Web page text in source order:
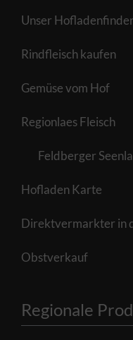
Unser Hofladenfinder
Rindfleisch kaufen
Gemüse vom Hof
Regionlaes Fleisch
Feldberger
Hofladen Karte
Direktvermarkter in
Obstverkauf
Regionale